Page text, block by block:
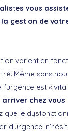
vous
gestion de
varient en
Même sans
est «
chez vous
que le
d’urgence,